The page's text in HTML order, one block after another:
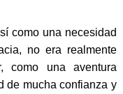
como una necesidad
no era realmente
como una aventura
de mucha confianza y